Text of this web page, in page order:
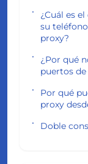
¿Cuál es
su
proxy?
¿Por qué
puertos
Por qué
proxy
Doble